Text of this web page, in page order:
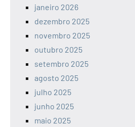
janeiro 2026
dezembro 2025
novembro 2025
outubro 2025
setembro 2025
agosto 2025
julho 2025
junho 2025
maio 2025